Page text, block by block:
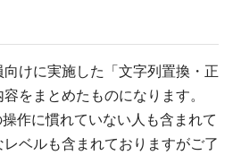
けに実施した「文字列置換・正
をまとめたものになります。
作に慣れていない人も含まれて
ベルも含まれておりますがご了